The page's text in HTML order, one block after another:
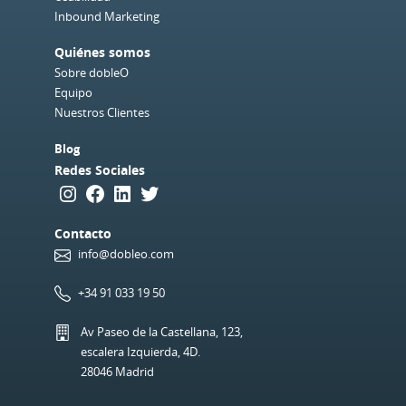
Inbound Marketing
Quiénes somos
Sobre dobleO
Equipo
Nuestros Clientes
Blog
Redes Sociales
Instagram Facebook LinkedIn Twitter
Contacto
info@dobleo.com
+34 91 033 19 50
Av Paseo de la Castellana, 123,
escalera Izquierda, 4D.
28046 Madrid